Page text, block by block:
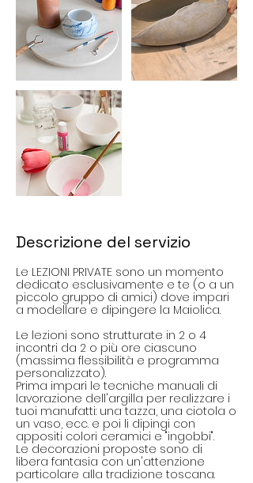
Descrizione del servizio
Le LEZIONI PRIVATE sono un momento
dedicato esclusivamente e te (o a un
piccolo gruppo di amici) dove impari
a modellare e dipingere la Maiolica.
Le lezioni sono strutturate in 2 o 4
incontri da 2 o più ore ciascuno
(massima flessibilità e programma
personalizzato).
Prima impari le tecniche manuali di
lavorazione dell'argilla per realizzare i
tuoi manufatti: una tazza, una ciotola o
un vaso, ecc. e poi li dipingi con
appositi colori ceramici e "ingobbi".
Le decorazioni proposte sono di
libera fantasia con un'attenzione
particolare alla tradizione toscana.